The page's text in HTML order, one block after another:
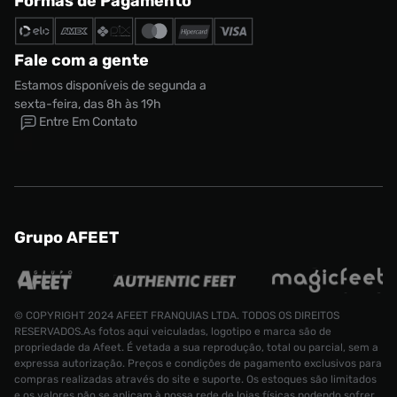
Fale com a gente
Estamos disponíveis de segunda a
sexta-feira, das 8h às 19h
Entre Em Contato
Grupo AFEET
© COPYRIGHT 2024 AFEET FRANQUIAS LTDA. TODOS OS DIREITOS
RESERVADOS.As fotos aqui veiculadas, logotipo e marca são de
propriedade da Afeet. É vetada a sua reprodução, total ou parcial, sem a
expressa autorização. Preços e condições de pagamento exclusivos para
compras realizadas através do site e suporte. Os estoques são limitados